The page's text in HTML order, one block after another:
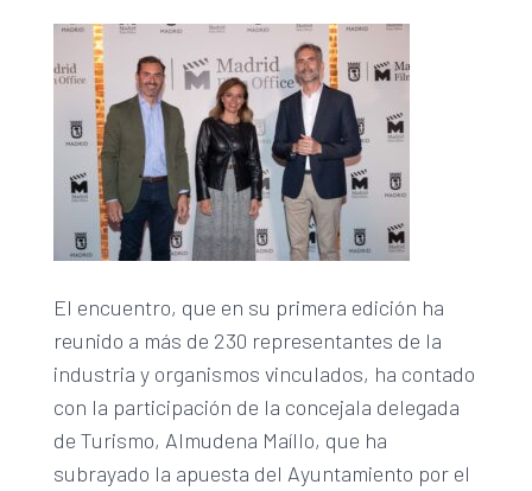
El encuentro, que en su primera edición ha
reunido a más de 230 representantes de la
industria y organismos vinculados, ha contado
con la participación de la concejala delegada
de Turismo, Almudena Maíllo, que ha
subrayado la apuesta del Ayuntamiento por el